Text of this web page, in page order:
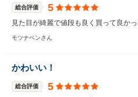
総合評価 5
見た目が綺麗で値段も良く買って良かっ
モツナベンさん
かわいい！
総合評価 5